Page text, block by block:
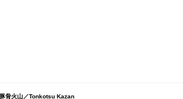
豚骨火山／Tonkotsu Kazan